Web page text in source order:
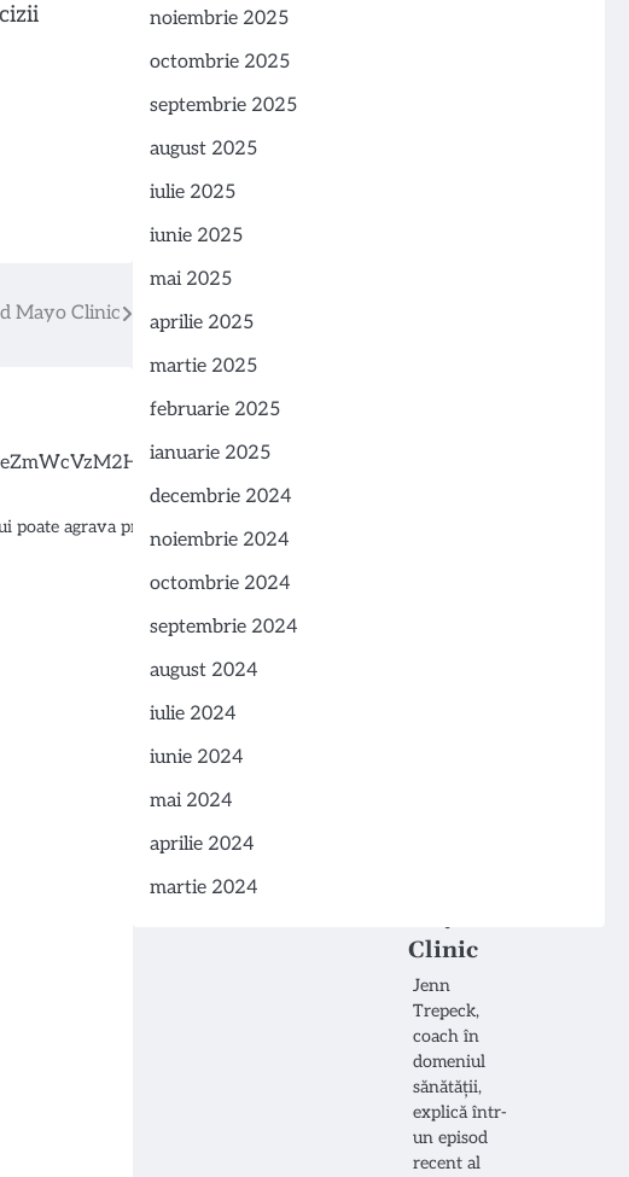
Mayo Clinic
poate agrava problemele în timp,…
Clinic
Jenn
Trepeck,
coach în
domeniul
sănătății,
explică într-
un episod
recent al
noiembrie 2025
octombrie 2025
septembrie 2025
august 2025
iulie 2025
iunie 2025
mai 2025
aprilie 2025
martie 2025
februarie 2025
ianuarie 2025
decembrie 2024
noiembrie 2024
octombrie 2024
septembrie 2024
august 2024
iulie 2024
iunie 2024
mai 2024
aprilie 2024
martie 2024